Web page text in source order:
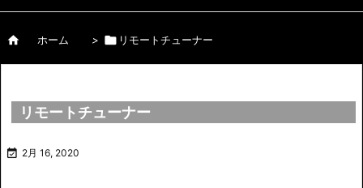
 ホーム >  リモートチューナー
リモートチューナー
 2月 16, 2020